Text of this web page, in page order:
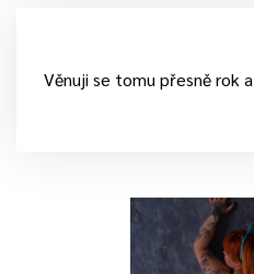
Věnuji se tomu přesně rok